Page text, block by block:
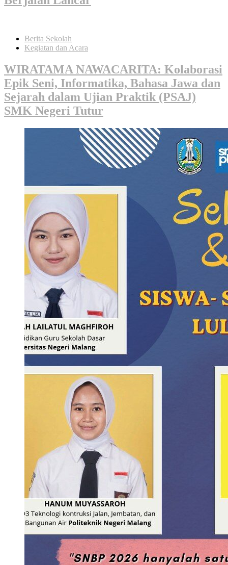
Berita Sekolah
Kegiatan dan Acara
WIRATAMA NAWACARITA: Kolaborasi
Epik Seni, Informatika, Bahasa Jawa dan
Sejarah dalam Ujian Praktik (PSAJ)
SMK Negeri Tutur